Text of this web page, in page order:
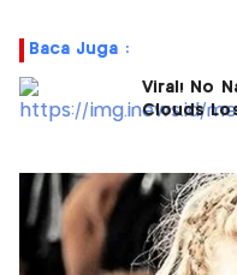
Baca Juga :
Viral! No
Clouds